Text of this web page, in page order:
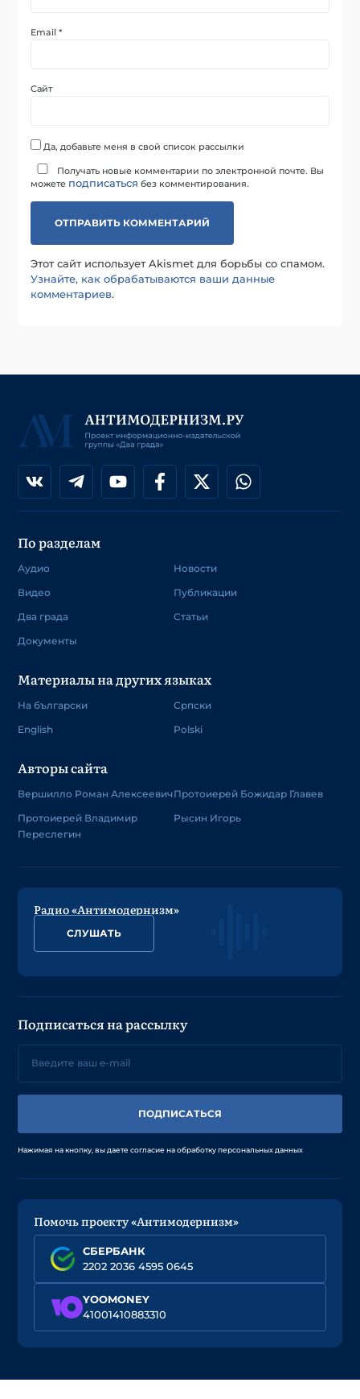
Email*
Сайт
Да, добавьте меня в свой список рассылки
Получать новые комментарии по электронной почте. Вы
можете подписаться без комментирования.
Этот сайт использует Akismet для борьбы со спамом.
Узнайте, как обрабатываются ваши данные
комментариев.
По разделам
Аудио
Видео
Два града
Документы
Новости
Публикации
Статьи
Материалы на других языках
На български
English
Српски
Polski
Авторы сайта
Вершилло Роман Алексеевич
Протоиерей Владимир
Переслегин
Протоиерей Божидар Главев
Рысин Игорь
Радио «Антимодернизм»
СЛУШАТЬ
Подписаться на рассылку
ПОДПИСАТЬСЯ
Нажимая на кнопку, вы даете согласие на обработку персональных данных
Помочь проекту «Антимодернизм»
СБЕРБАНК
2202 2036 4595 0645
YOOMONEY
41001410883310